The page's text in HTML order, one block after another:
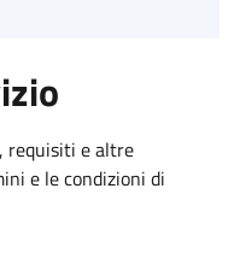
requisiti e altre
e le condizioni di